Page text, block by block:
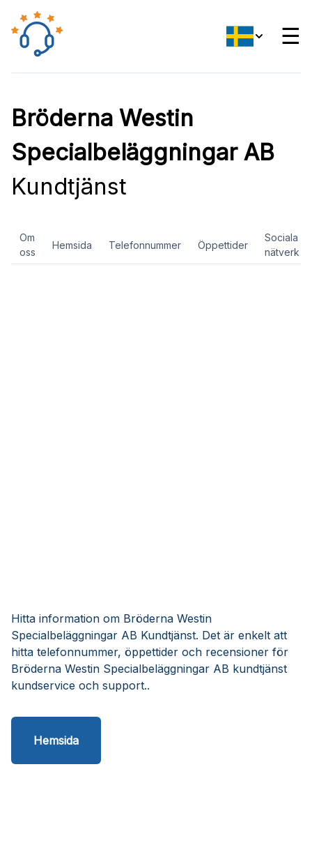
☰
Bröderna Westin
Specialbeläggningar AB
Kundtjänst
Om
oss
Hemsida Telefonnummer Öppettider
Sociala
nätverk
Hitta information om Bröderna Westin
Specialbeläggningar AB Kundtjänst. Det är enkelt att
hitta telefonnummer, öppettider och recensioner för
Bröderna Westin Specialbeläggningar AB kundtjänst
kundservice och support..
Hemsida